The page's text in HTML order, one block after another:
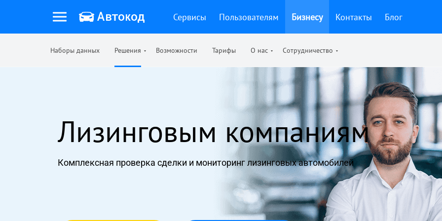
Сервисы Пользователям Бизнесу Контакты Блог
Наборы данных Решения Возможности Тарифы О нас Сотрудничество
Лизинговым компаниям
Комплексная проверка сделки и мониторинг лизинговых автомобилей